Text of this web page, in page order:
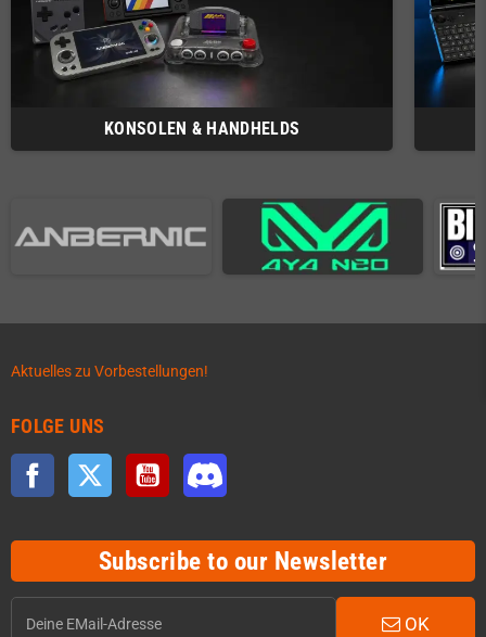
KONSOLEN & HANDHELDS
Aktuelles zu Vorbestellungen!
FOLGE UNS
Facebook Twitter YouTube
Subscribe to our Newsletter
OK